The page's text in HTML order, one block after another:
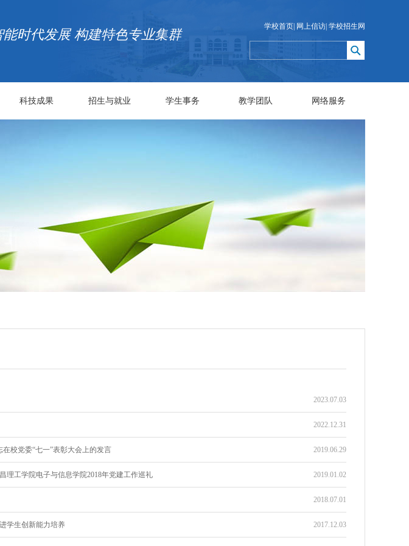
学校首页 网上信访 学校招生网
能时代发展 构建特色专业集群
科技成果 招生与就业 学生事务 教学团队 网络服务
2023.07.03
2022.12.31
2019.06.29
校党委“七一”表彰大会上的发言
2019.01.02
工学院电子与信息学院2018年党建工作巡礼
2018.07.01
2017.12.03
学生创新能力培养